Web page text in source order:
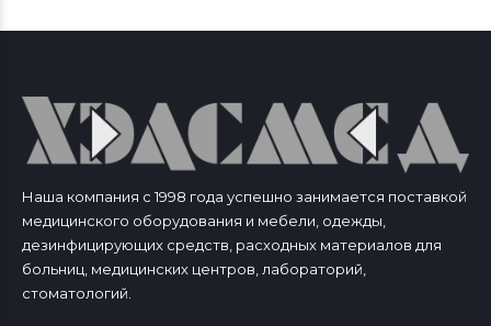
Наша компания с 1998 года успешно занимается поставкой
медицинского оборудования и мебели, одежды,
дезинфицирующих средств, расходных материалов для
больниц, медицинских центров, лабораторий,
стоматологий.